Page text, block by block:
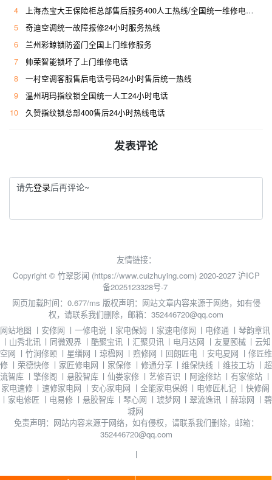
4
上海杰宝大王保险柜总部售后服务400人工热线/全国统一维修电话是多少
5
奇迪空调统一故障报修24小时服务热线
6
兰州彩鲸锁防盗门全国上门维修服务
7
帅荣智能锁坏了上门维修电话
8
一村空调客服售后电话号码24小时售后统一热线
9
温州玥玛指纹锁全国统一人工24小时电话
10
久赞指纹锁总部400售后24小时热线电话
发表评论
请先登录后再评论~
友情链接：
Copyright © 竹翠影闻 (https://www.cuizhuying.com) 2020-2027 沪ICP
备2025123328号-7
网页加载时间：0.677/ms 版权声明：网站文章内容来源于网络，如有侵
权，请联系我们删除，邮箱：352446720@qq.com
网站地图 丨 安修网 丨 一修电说 丨 家电保姆 丨 家速电修网 丨 电修通 丨琴韵章讯
丨 山秀北讯 丨 同微观界 丨 酷聚宝讯 丨 汇聚贝讯 丨 电月达网 丨 友夏颐械 丨云知
空网 丨 竹涧修颐 丨 星缮网 丨琼楹网 丨 煦修网 丨 回朗匠电 丨 安电夏网 丨 修匠维
修 丨 荣德快修 丨 家匠修电网 丨 家保修 丨 修通分享 丨维保快线 丨维技工坊 丨 超
流智库 丨 擎修阁 丨 悬胶智库 丨仙娄家修 丨 艺修百识 丨 阿途修站 丨 有家修站 丨
家电速修 丨 速修家电网 丨 安心家电网 丨 全能家电保姆 丨 电修匠札记 丨 快修阁
丨 家电修匠 丨 电易修 丨 悬胶智库 丨琴心网 丨 琥梦网 丨翠流逸讯 丨醉琼网 丨 碧
城网
免责声明：网站内容来源于网络，如有侵权，请联系我们删除，邮箱：
352446720@qq.com
丨